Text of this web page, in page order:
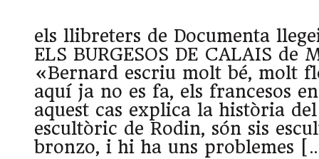
els llibreters de Documenta
ELS BURGESOS DE CALAIS de
«Bernard escriu molt bé, molt
aquí ja no es fa, els francesos
aquest cas explica la història
escultòric de Rodin, són sis
bronzo, i hi ha uns problemes